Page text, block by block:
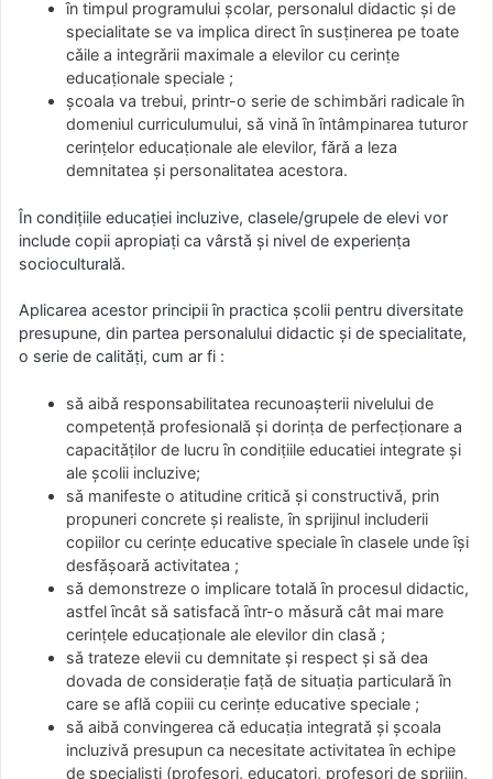
ȋn timpul programului şcolar, personalul didactic şi de
specialitate se va implica direct ȋn susṭinerea pe toate
cǎile a integrǎrii maximale a elevilor cu cerinṭe
educaṭionale speciale ;
şcoala va trebui, printr-o serie de schimbǎri radicale ȋn
domeniul curriculumului, sǎ vinǎ ȋn ȋntâmpinarea tuturor
cerinṭelor educaṭionale ale elevilor, fǎrǎ a leza
demnitatea şi personalitatea acestora.
În condiṭiile educaṭiei incluzive, clasele/grupele de elevi vor
include copii apropiaṭi ca vârstǎ şi nivel de experienṭa
socioculturalǎ.
Aplicarea acestor principii ȋn practica şcolii pentru diversitate
presupune, din partea personalului didactic şi de specialitate,
o serie de calitǎṭi, cum ar fi :
sǎ aibǎ responsabilitatea recunoaşterii nivelului de
competenṭǎ profesionalǎ şi dorinṭa de perfecṭionare a
capacitǎṭilor de lucru ȋn condiṭiile educatiei integrate şi
ale şcolii incluzive;
sǎ manifeste o atitudine criticǎ şi constructivǎ, prin
propuneri concrete şi realiste, ȋn sprijinul includerii
copiilor cu cerinṭe educative speciale ȋn clasele unde ȋşi
desfǎşoarǎ activitatea ;
sǎ demonstreze o implicare totalǎ ȋn procesul didactic,
astfel ȋncât sǎ satisfacǎ ȋntr-o mǎsurǎ cât mai mare
cerinṭele educaṭionale ale elevilor din clasǎ ;
sǎ trateze elevii cu demnitate şi respect şi sǎ dea
dovada de consideraṭie faṭǎ de situaṭia particularǎ ȋn
care se aflǎ copiii cu cerinṭe educative speciale ;
sǎ aibǎ convingerea cǎ educaṭia integratǎ şi şcoala
incluzivǎ presupun ca necesitate activitatea ȋn echipe
de specialişti (profesori, educatori, profesori de sprijin,